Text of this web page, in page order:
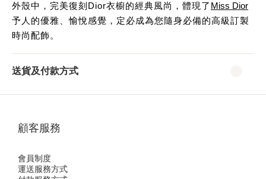
外殼中，完美復刻Dior衣櫥的經典風尚，體現了 Miss Dior
予人的優雅、愉悅感覺，定必成為您隨身必備的高級訂製
時尚配飾。
送貨及付款方式
顧客服務
會員制度
運送服務方式